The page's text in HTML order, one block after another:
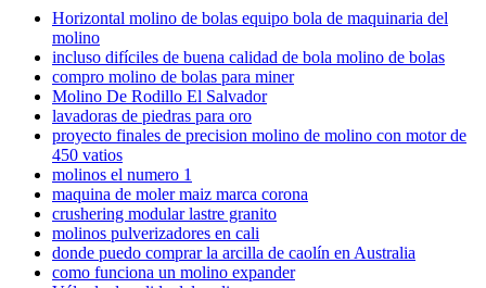
Horizontal molino de bolas equipo bola de maquinaria del
molino
incluso difíciles de buena calidad de bola molino de bolas
compro molino de bolas para miner
Molino De Rodillo El Salvador
lavadoras de piedras para oro
proyecto finales de precision molino de molino con motor de
450 vatios
molinos el numero 1
maquina de moler maiz marca corona
crushering modular lastre granito
molinos pulverizadores en cali
donde puedo comprar la arcilla de caolín en Australia
como funciona un molino expander